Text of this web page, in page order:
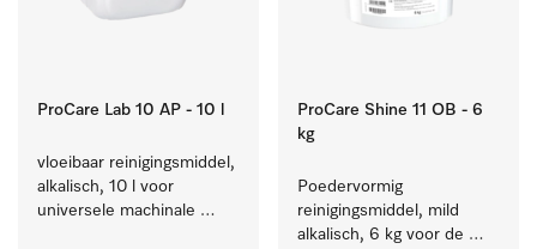
ProCare Lab 10 AP - 10 l
vloeibaar reinigingsmiddel,
alkalisch, 10 l voor
universele machinale
ProCare Shine 11 OB - 6
kg
Poedervormig
reinigingsmiddel, mild
alkalisch, 6 kg voor de